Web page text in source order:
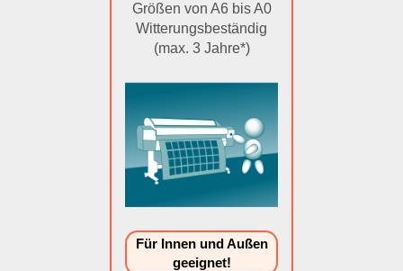
Größen von A6 bis A0
Witterungsbeständig
(max. 3 Jahre*)
Für Innen und Außen
geeignet!